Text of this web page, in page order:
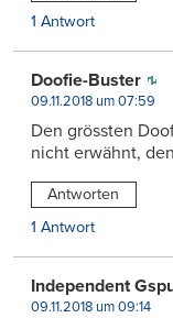
1 Antwort
Doofie-Buster
09.11.2018 um 07:59
Den grössten
nicht erwähnt,
Antworten
1 Antwort
Independent
09.11.2018 um 09:14